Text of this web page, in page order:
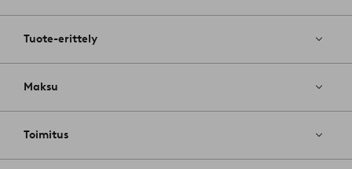
Tuote-erittely
Maksu
Toimitus